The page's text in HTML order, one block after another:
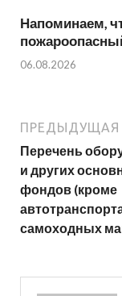
Напоминаем,
06.08.2026
ПРЕДЫДУЩАЯ
Перечень
и других
фондов (кроме
самоходных